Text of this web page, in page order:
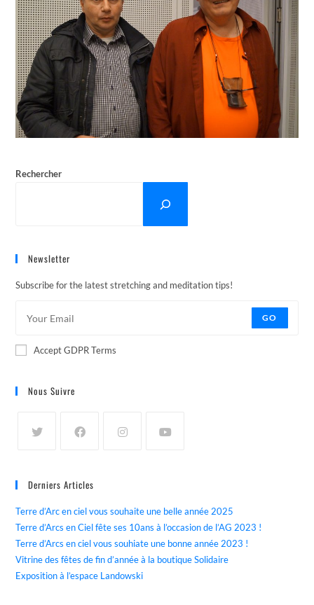
Rechercher
Newsletter
Subscribe for the latest stretching and meditation tips!
GO
Accept GDPR Terms
Nous Suivre
Derniers Articles
Terre d’Arc en ciel vous souhaite une belle année 2025
Terre d’Arcs en Ciel fête ses 10ans à l’occasion de l’AG 2023 !
Terre d’Arcs en ciel vous souhiate une bonne année 2023 !
Vitrine des fêtes de fin d’année à la boutique Solidaire
Exposition à l’espace Landowski